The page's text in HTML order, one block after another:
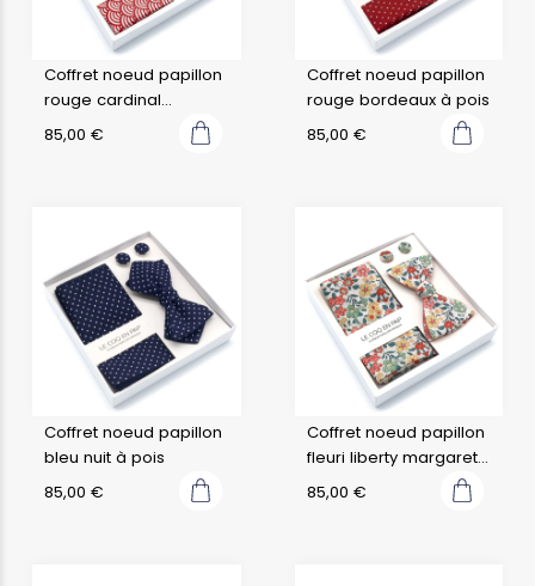
Coffret noeud papillon
rouge cardinal
japonais seigaiha
85,00 €
Coffret noeud papillon
rouge bordeaux à pois
85,00 €
Coffret noeud papillon
bleu nuit à pois
85,00 €
Coffret noeud papillon
fleuri liberty margaret
annie c
85,00 €